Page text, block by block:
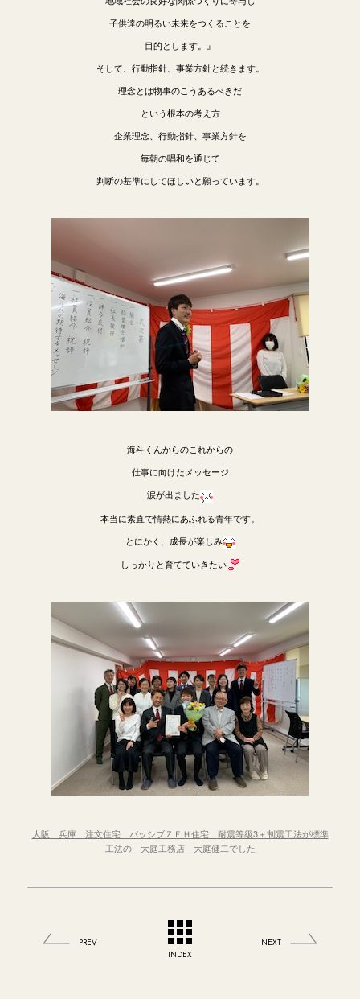
子供達の明るい未来をつくることを
目的とします。』
そして、行動指針、事業方針と続きます。
理念とは物事のこうあるべきだ
という根本の考え方
企業理念、行動指針、事業方針を
毎朝の唱和を通じて
判断の基準にしてほしいと願っています。
海斗くんからのこれからの
仕事に向けたメッセージ
涙が出ました
本当に素直で情熱にあふれる青年です。
とにかく、成長が楽しみ
しっかりと育てていきたい
大阪 兵庫 注文住宅 パッシブＺＥＨ住宅 耐震等級3＋制震工法が標準
工法の大庭工務店 大庭健二でした
PREV
INDEX
NEXT